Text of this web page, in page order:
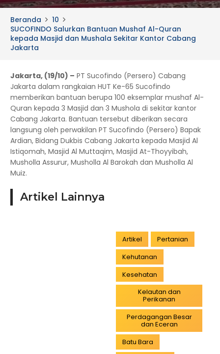
Beranda
10
SUCOFINDO Salurkan Bantuan Mushaf Al-Quran
kepada Masjid dan Mushala Sekitar Kantor Cabang
Jakarta
Jakarta, (19/10) – PT Sucofindo (Persero) Cabang
Jakarta dalam rangkaian HUT Ke-65 Sucofindo
memberikan bantuan berupa 100 eksemplar mushaf Al-
Quran kepada 3 Masjid dan 3 Mushola di sekitar kantor
Cabang Jakarta. Bantuan tersebut diberikan secara
langsung oleh perwakilan PT Sucofindo (Persero) Bapak
Ardian, Bidang Dukbis Cabang Jakarta kepada Masjid Al
Istiqomah, Masjid Al Muttaqim, Masjid At-Thoyyibah,
Musholla Assurur, Musholla Al Barokah dan Musholla Al
Muiz.
Artikel Lainnya
Artikel
Pertanian
Kehutanan
Kesehatan
Kelautan dan
Perikanan
Perdagangan Besar
dan Eceran
Batu Bara